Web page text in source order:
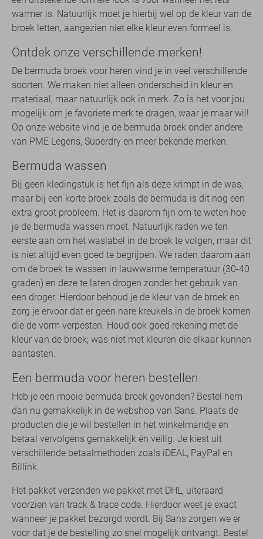
warmer is. Natuurlijk moet je hierbij wel op de kleur van de
broek letten, aangezien niet elke kleur even formeel is.
Ontdek onze verschillende merken!
De bermuda broek voor heren vind je in veel verschillende
soorten. We maken niet alleen onderscheid in kleur en
materiaal, maar natuurlijk ook in merk. Zo is het voor jou
mogelijk om je favoriete merk te dragen, waar je maar wil!
Op onze website vind je de bermuda broek onder andere
van PME Legens, Superdry en meer bekende merken.
Bermuda wassen
Bij geen kledingstuk is het fijn als deze krimpt in de was,
maar bij een korte broek zoals de bermuda is dit nog een
extra groot probleem. Het is daarom fijn om te weten hoe
je de bermuda wassen moet. Natuurlijk raden we ten
eerste aan om het waslabel in de broek te volgen, maar dit
is niet altijd even goed te begrijpen. We raden daarom aan
om de broek te wassen in lauwwarme temperatuur (30-40
graden) en deze te laten drogen zonder het gebruik van
een droger. Hierdoor behoud je de kleur van de broek en
zorg je ervoor dat er geen nare kreukels in de broek komen
die de vorm verpesten. Houd ook goed rekening met de
kleur van de broek; was niet met kleuren die elkaar kunnen
aantasten.
Een bermuda voor heren bestellen
Heb je een mooie bermuda broek gevonden? Bestel hem
dan nu gemakkelijk in de webshop van Sans. Plaats de
producten die je wil bestellen in het winkelmandje en
betaal vervolgens gemakkelijk én veilig. Je kiest uit
verschillende betaalmethoden zoals iDEAL, PayPal en
Billink.
Het pakket verzenden we pakket met DHL, uiteraard
voorzien van track & trace code. Hierdoor weet je exact
wanneer je pakket bezorgd wordt. Bij Sans zorgen we er
voor dat je de bestelling zo snel mogelijk ontvangt. Bestel